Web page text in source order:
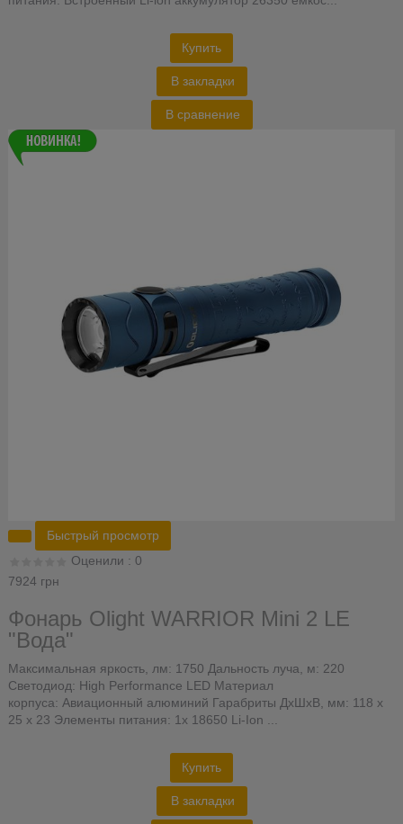
Купить
В закладки
В сравнение
Быстрый просмотр
Оценили : 0
7924 грн
Фонарь Olight WARRIOR Mini 2 LE
"Вода"
Максимальная яркость, лм: 1750 Дальность луча, м: 220
Светодиод: High Performance LED Материал
корпуса: Авиационный алюминий Гарабриты ДхШхВ, мм: 118 х
25 х 23 Элементы питания: 1x 18650 Li-Ion ...
Купить
В закладки